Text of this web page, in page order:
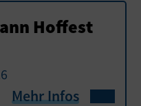
Hoffest
Mehr Infos